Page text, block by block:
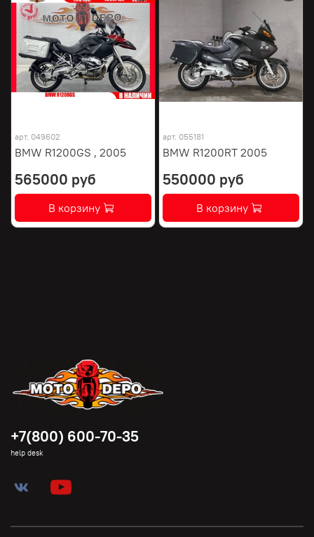
арт. 049602
BMW R1200GS , 2005
565000 руб
В корзину
арт. 055181
BMW R1200RT 2005
550000 руб
В корзину
+7(800) 600-70-35
help desk